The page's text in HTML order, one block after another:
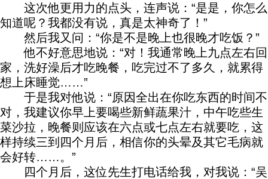
这次他更用力的点头，连声说：“是是，你怎么
知道呢？我都没有说，真是太神奇了！”
然后我又问：“你是不是晚上也很晚才吃饭？”
他不好意思地说：“对！我通常晚上九点左右回
家，洗好澡后才吃晚餐，吃完过不了多久，就累得
想上床睡觉……”
于是我对他说：“原因全出在你吃东西的时间不
对，我建议你早上要喝些新鲜蔬果汁，中午吃些生
菜沙拉，晚餐则应该在六点或七点左右就要吃，这
样持续三到四个月后，相信你的头晕及其它毛病就
会好转……。”
四个月后，这位先生打电话给我，对我说：“吴